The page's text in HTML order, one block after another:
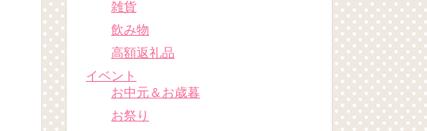
雑貨
飲み物
高額返礼品
イベント
お中元＆お歳暮
お祭り